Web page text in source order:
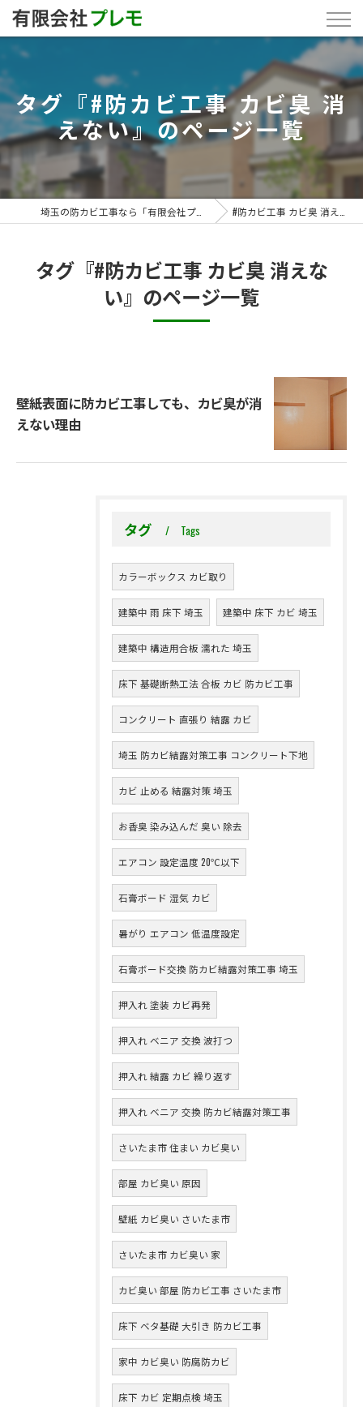
タグ『#防カビ工事 カビ臭 消
えない』のページ一覧
#防カビ工事 カビ臭 消えない
タグ『#防カビ工事 カビ臭 消えな
い』のページ一覧
壁紙表面に防カビ工事しても、カビ臭が消
えない理由
タグ Tags
カラーボックス カビ取り
建築中 雨 床下 埼玉 建築中 床下 カビ 埼玉
建築中 構造用合板 濡れた 埼玉
床下 基礎断熱工法 合板 カビ 防カビ工事
コンクリート 直張り 結露 カビ
埼玉 防カビ結露対策工事 コンクリート下地
カビ 止める 結露対策 埼玉
お香臭 染み込んだ 臭い 除去
エアコン 設定温度 20℃以下
石膏ボード 湿気 カビ
暑がり エアコン 低温度設定
石膏ボード交換 防カビ結露対策工事 埼玉
押入れ 塗装 カビ再発
押入れ ベニア 交換 波打つ
押入れ 結露 カビ 繰り返す
押入れ ベニア 交換 防カビ結露対策工事
さいたま市 住まい カビ臭い
部屋 カビ臭い 原因
壁紙 カビ臭い さいたま市
さいたま市 カビ臭い 家
カビ臭い 部屋 防カビ工事 さいたま市
床下 ベタ基礎 大引き 防カビ工事
家中 カビ臭い 防腐防カビ
床下 カビ 定期点検 埼玉